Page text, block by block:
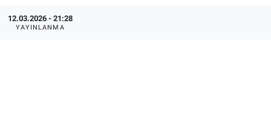
12.03.2026 - 21:28
YAYINLANMA